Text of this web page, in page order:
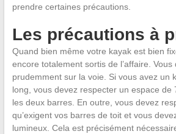
prendre certaines précautions.
Les précautions à
Quand bien même votre kayak est bien
encore totalement sortis de l’affaire.
prudemment sur la voie. Si vous avez un
long, vous devez respecter un espace de
les deux barres. En outre, vous devez
qu’exigent vos barres de toit et vous
lumineux. Cela est précisément